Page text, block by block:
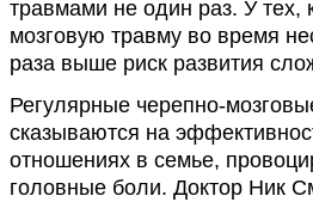
травмами не один раз. У тех,
мозговую травму во время
раза выше риск развития
Регулярные черепно-
сказываются на
отношениях в семье,
головные боли. Доктор Ник